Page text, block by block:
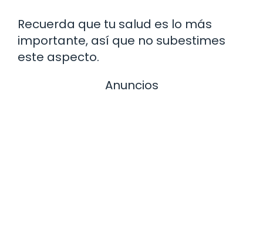
Recuerda que tu salud es lo más
importante, así que no subestimes
este aspecto.
Anuncios